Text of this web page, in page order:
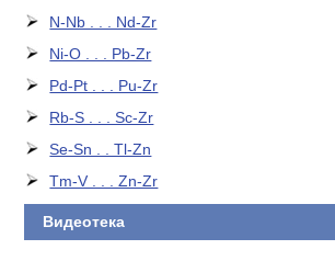
N-Nb . . . Nd-Zr
Ni-O . . . Pb-Zr
Pd-Pt . . . Pu-Zr
Rb-S . . . Sc-Zr
Se-Sn . . Tl-Zn
Tm-V . . . Zn-Zr
Видеотека